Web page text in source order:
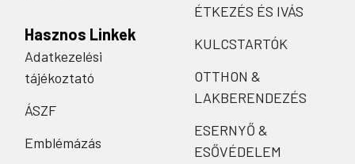
Hasznos Linkek
Adatkezelési
tájékoztató
ÁSZF
Emblémázás
ÉTKEZÉS ÉS IVÁS
KULCSTARTÓK
OTTHON &
LAKBERENDEZÉS
ESERNYŐ &
ESŐVÉDELEM